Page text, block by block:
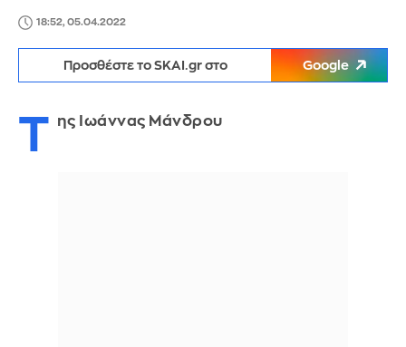
18:52, 05.04.2022
Προσθέστε το SKAI.gr στο Google
Τ ης Ιωάννας Μάνδρου